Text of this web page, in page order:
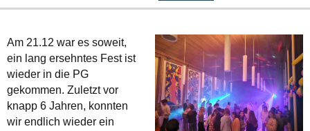
Am 21.12 war es soweit,
ein lang ersehntes Fest ist
wieder in die PG
gekommen. Zuletzt vor
knapp 6 Jahren, konnten
wir endlich wieder ein